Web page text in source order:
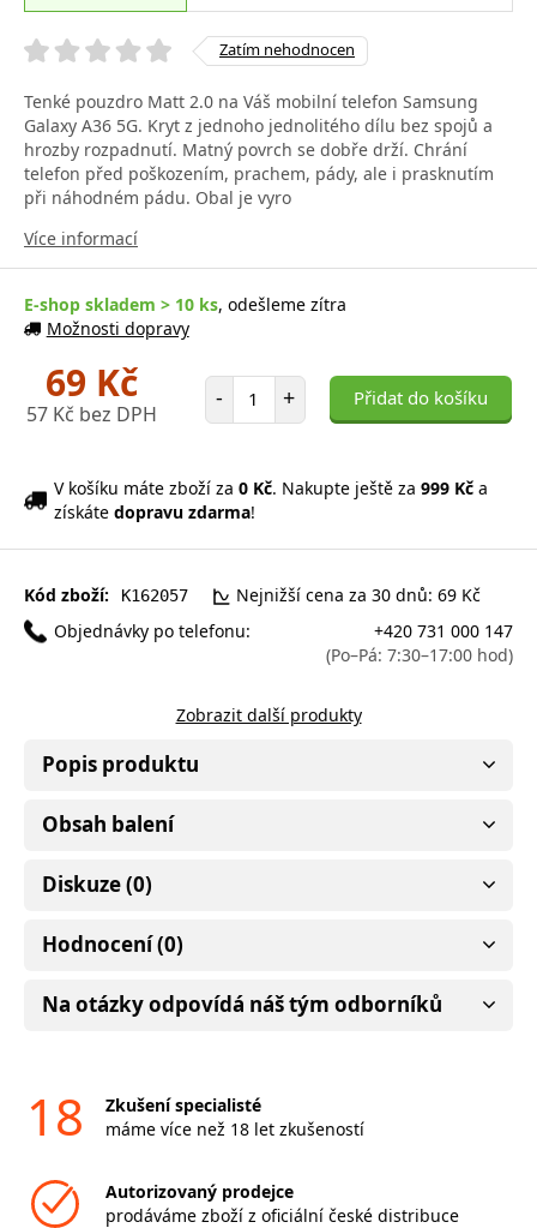
Zatím nehodnocen
Tenké pouzdro Matt 2.0 na Váš mobilní telefon Samsung
Galaxy A36 5G. Kryt z jednoho jednolitého dílu bez spojů a
hrozby rozpadnutí. Matný povrch se dobře drží. Chrání
telefon před poškozením, prachem, pády, ale i prasknutím
při náhodném pádu. Obal je vyro
Více informací
E-shop skladem > 10 ks, odešleme zítra
Možnosti dopravy
69 Kč
57 Kč bez DPH
- Počet položek
+ Přidat do košíku
V košíku máte zboží za 0 Kč. Nakupte ještě za 999 Kč a
získáte dopravu zdarma!
Kód zboží: K162057
Nejnižší cena za 30 dnů: 69 Kč
Objednávky po telefonu:
+420 731 000 147
(Po–Pá: 7:30–17:00 hod)
Zobrazit další produkty
Popis produktu
Obsah balení
Diskuze (0)
Hodnocení (0)
Na otázky odpovídá náš tým odborníků
18
Zkušení specialisté
máme více než 18 let zkušeností
Autorizovaný prodejce
prodáváme zboží z oficiální české distribuce